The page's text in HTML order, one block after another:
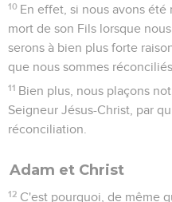
10 En effet, si nous avons
mort de son Fils lorsque
serons à bien plus forte
que nous sommes réconciliés.
11 Bien plus, nous plaçons
Seigneur Jésus-Christ, par
réconciliation.
Adam et Christ
12 C'est pourquoi, de même